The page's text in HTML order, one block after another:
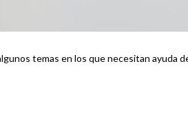
temas en los que necesitan ayuda